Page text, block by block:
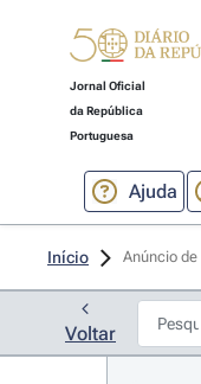
Jornal Oficial
da República
Portuguesa
Ajuda
Início Anúncio
Voltar